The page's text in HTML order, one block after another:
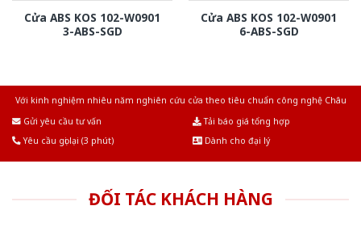
Cửa ABS KOS 102-W0901
3-ABS-SGD
Cửa ABS KOS 102-W0901
6-ABS-SGD
Với kinh nghiệm nhiêu năm nghiên cứu cửa theo tiêu chuẩn công nghệ Châu
Gửi yêu cầu tư vấn
Tải báo giá tổng hợp
Yêu cầu gọi lại (3 phút)
Dành cho đại lý
ĐỐI TÁC KHÁCH HÀNG